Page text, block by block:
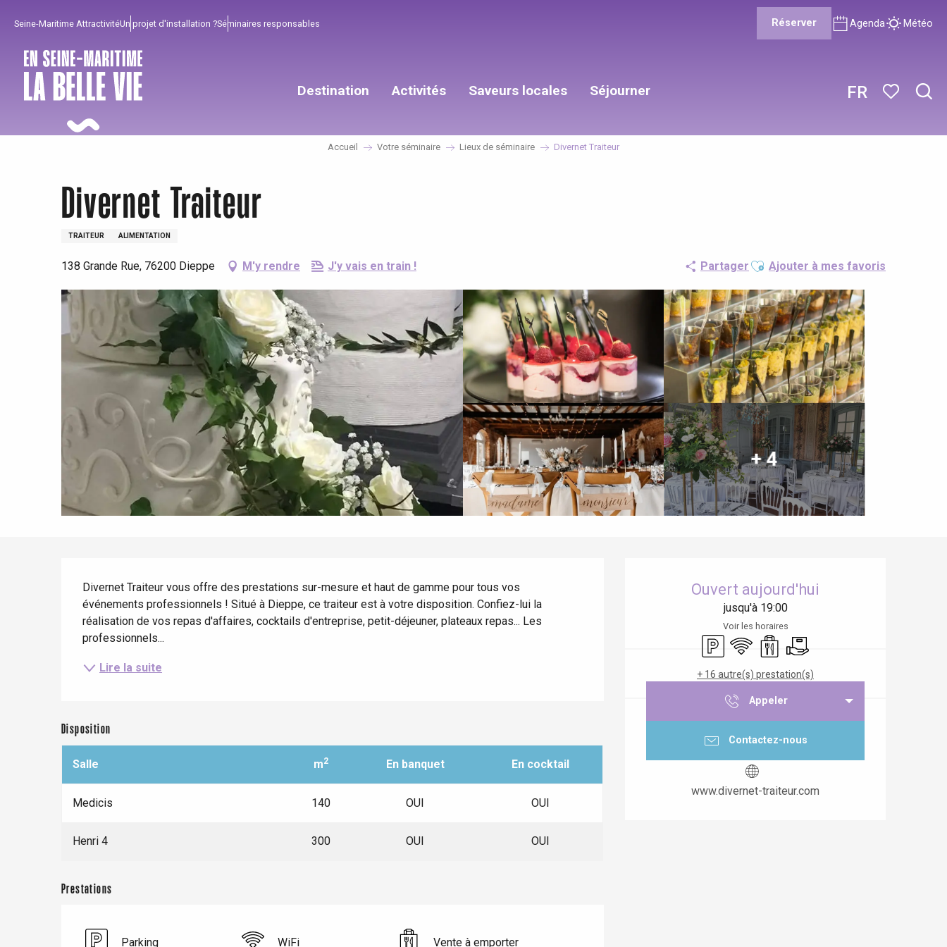
principal
FR
Seine-Maritime AttractivitéUn projet d'installation ?Séminaires responsables Réserver Agenda Météo
Destination
Le Tréport
Blangy-sur-Bresle
Activités
Pour profiter
Tout l'agenda
Eté
Quand il pleut
Avec les enfants
Entre amis
Saveurs locales
Incontournables
Lieux branchés
Meilleurs brunch
Restaurants avec vue
Séjourner
Bien de chez nous !
Séjours en bord de
mer
Séjours en train
Séjours à vélo
Accueil Votre séminaire Lieux de séminaire Divernet Traiteur
Divernet Traiteur
TRAITEUR ALIMENTATION
138 Grande Rue, 76200 Dieppe M'y rendre J'y vais en train ! Partager Ajouter aux favoris
Ajouter à mes favoris
+ 4
Ouvert aujourd'hui
jusqu'à 19:00
Voir les horaires
ParkingWiFi Vente à emporter
Livraison
+ 16 autre(s) prestation(s)
Appeler
Contactez-nous
www.divernet-traiteur.com
Divernet Traiteur vous offre des prestations sur-mesure et haut de gamme pour tous vos
événements professionnels ! Situé à Dieppe, ce traiteur est à votre disposition. Confiez-lui la
réalisation de vos repas d'affaires, cocktails d'entreprise, petit-déjeuner, plateaux repas... Les
professionnels...
Lire la suite
Disposition
Salle m2 En banquet En cocktail
Medicis 140 OUI OUI
Henri 4 300 OUI OUI
Prestations
Parking WiFi Vente à emporter